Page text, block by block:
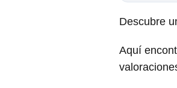
Descubre
Aquí